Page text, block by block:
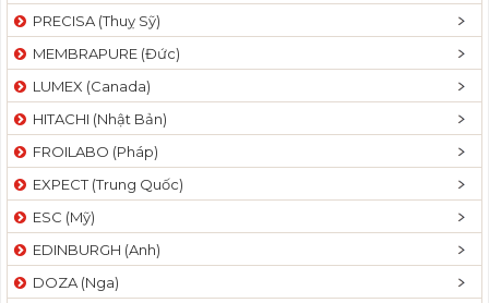
PRECISA (Thuỵ Sỹ)
MEMBRAPURE (Đức)
LUMEX (Canada)
HITACHI (Nhật Bản)
FROILABO (Pháp)
EXPECT (Trung Quốc)
ESC (Mỹ)
EDINBURGH (Anh)
DOZA (Nga)